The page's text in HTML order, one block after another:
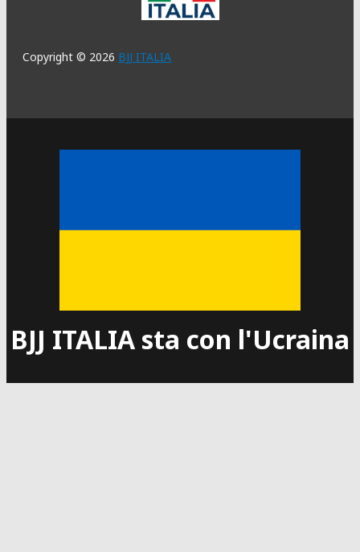
Copyright © 2026 BJJ ITALIA
BJJ ITALIA sta con l'Ucraina